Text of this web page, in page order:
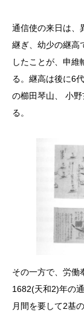
通信使の来日は、
継ぎ、幼少の継高
したことが、申
る。継高は後に6
の櫛田琴山、 小
る。
その一方で、労働
1682(天和2)年の
月間を要して2基